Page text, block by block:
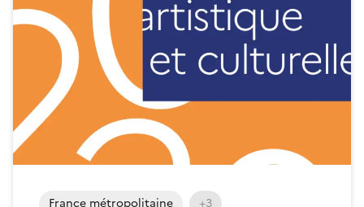
France métropolitaine +3